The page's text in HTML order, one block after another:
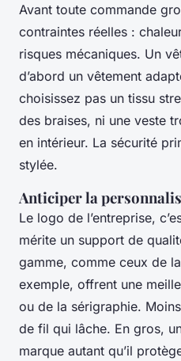
Avant toute commande
contraintes réelles :
risques mécaniques. Un
d’abord un vêtement
choisissez pas un tissu
des braises, ni une veste
en intérieur. La sécurité
stylée.
Anticiper la
Le logo de l’entreprise,
mérite un support de
gamme, comme ceux de
exemple, offrent une
ou de la sérigraphie.
de fil qui lâche. En gros,
marque autant qu’il